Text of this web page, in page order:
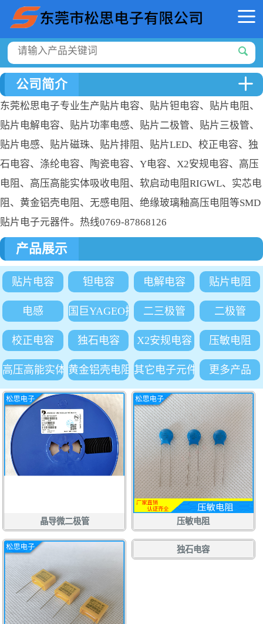
公司简介
东莞松思电子专业生产贴片电容、贴片钽电容、贴片电阻、
贴片电解电容、贴片功率电感、贴片二极管、贴片三极管、
贴片电感、贴片磁珠、贴片排阻、贴片LED、校正电容、独
石电容、涤纶电容、陶瓷电容、Y电容、X2安规电容、高压
电阻、高压高能实体吸收电阻、软启动电阻RIGWL、实芯电
阻、黄金铝壳电阻、无感电阻、绝缘玻璃釉高压电阻等SMD
贴片电子元器件。热线0769-87868126
产品展示
贴片电容 钽电容 电解电容 贴片电阻
电感 国巨YAGEO插件电阻
二三极管 二极管
校正电容 独石电容 X2安规电容 压敏电阻
高压高能实体吸收电阻
黄金铝壳电阻 其它电子元件 更多产品
晶导微二极管 压敏电阻
独石电容